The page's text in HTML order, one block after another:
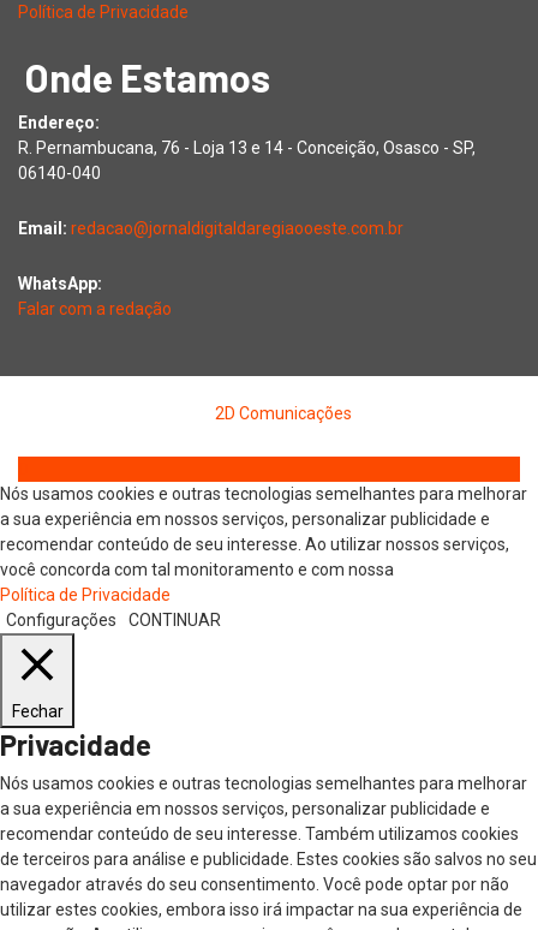
Política de Privacidade
Onde Estamos
Endereço:
R. Pernambucana, 76 - Loja 13 e 14 - Conceição, Osasco - SP,
06140-040
Email: redacao@jornaldigitaldaregiaooeste.com.br
WhatsApp:
Falar com a redação
2D Comunicações
Nós usamos cookies e outras tecnologias semelhantes para melhorar
a sua experiência em nossos serviços, personalizar publicidade e
recomendar conteúdo de seu interesse. Ao utilizar nossos serviços,
você concorda com tal monitoramento e com nossa
Política de Privacidade
Configurações
CONTINUAR
Fechar
Privacidade
Nós usamos cookies e outras tecnologias semelhantes para melhorar
a sua experiência em nossos serviços, personalizar publicidade e
recomendar conteúdo de seu interesse. Também utilizamos cookies
de terceiros para análise e publicidade. Estes cookies são salvos no seu
navegador através do seu consentimento. Você pode optar por não
utilizar estes cookies, embora isso irá impactar na sua experiência de